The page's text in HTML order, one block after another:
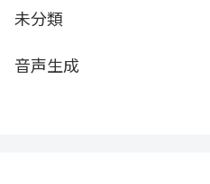
未分類
音声生成